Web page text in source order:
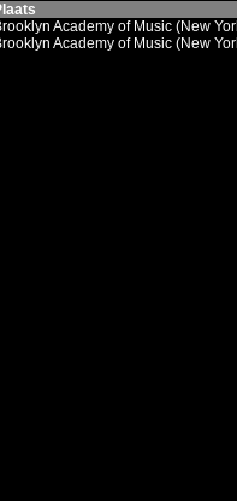
Academy of Music (New
Academy of Music (New